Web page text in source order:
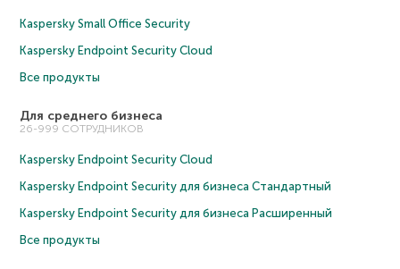
Kaspersky Small Office Security
Kaspersky Endpoint Security Cloud
Все продукты
Для среднего бизнеса
26-999 СОТРУДНИКОВ
Kaspersky Endpoint Security Cloud
Kaspersky Endpoint Security для бизнеса Cтандартный
Kaspersky Endpoint Security для бизнеса Расширенный
Все продукты